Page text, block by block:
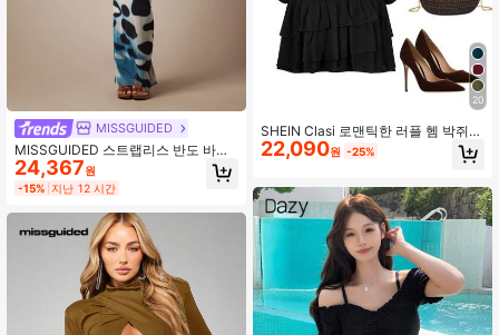
MISSGUIDED
MISSGUIDED 스트랩리스 반도 바디
콘 맥시 드레스, 전체 나비 날개 추상
프린트 여름 축제 롱 드레스
24,367원
-15% 지난 12 시간
20
SHEIN Clasi 로맨틱한 러플 헴 박쥐
날개 드레스, 데이트에 적합
22,090원 -25%